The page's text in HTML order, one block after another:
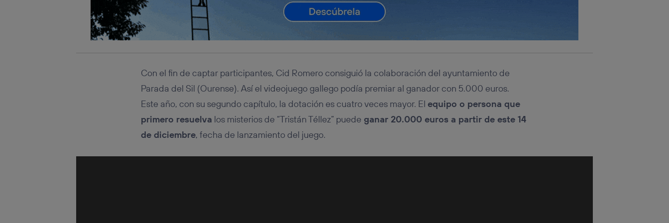
Con el fin de captar participantes, Cid Romero consiguió la colaboración del ayuntamiento de
Parada del Sil (Ourense). Así el videojuego gallego podía premiar al ganador con 5.000 euros.
Este año, con su segundo capítulo, la dotación es cuatro veces mayor. El equipo o persona que
primero resuelva los misterios de “Tristán Téllez” puede ganar 20.000 euros a partir de este 14
de diciembre, fecha de lanzamiento del juego.